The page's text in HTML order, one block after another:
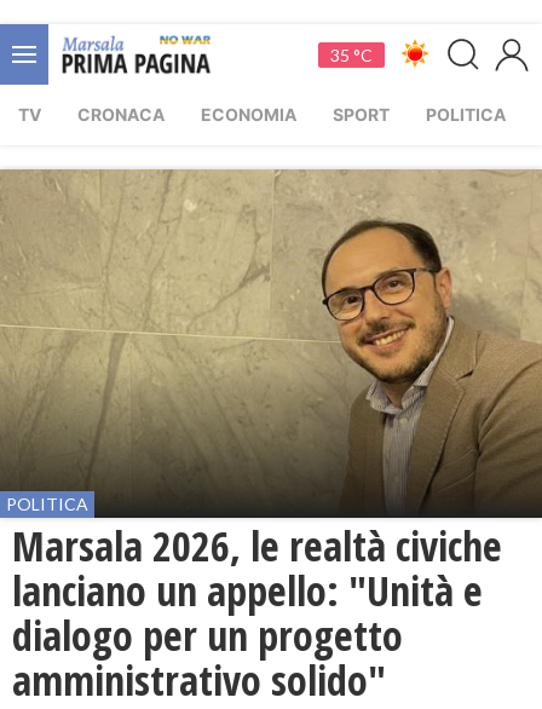
35 °C
TV CRONACA ECONOMIA SPORT POLITICA
POLITICA
Marsala 2026, le realtà civiche
lanciano un appello: "Unità e
dialogo per un progetto
amministrativo solido"